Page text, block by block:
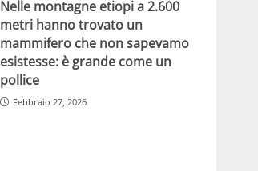
Nelle montagne etiopi a 2.600
metri hanno trovato un
mammifero che non sapevamo
esistesse: è grande come un
pollice
Febbraio 27, 2026